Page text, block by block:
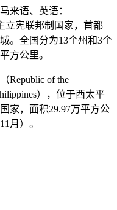
来语、英语：
立宪联邦制国家，首都
。全国分为13个州和3个
方公里。
of the
），位于西太平
家，面积29.97万平方公
月）。